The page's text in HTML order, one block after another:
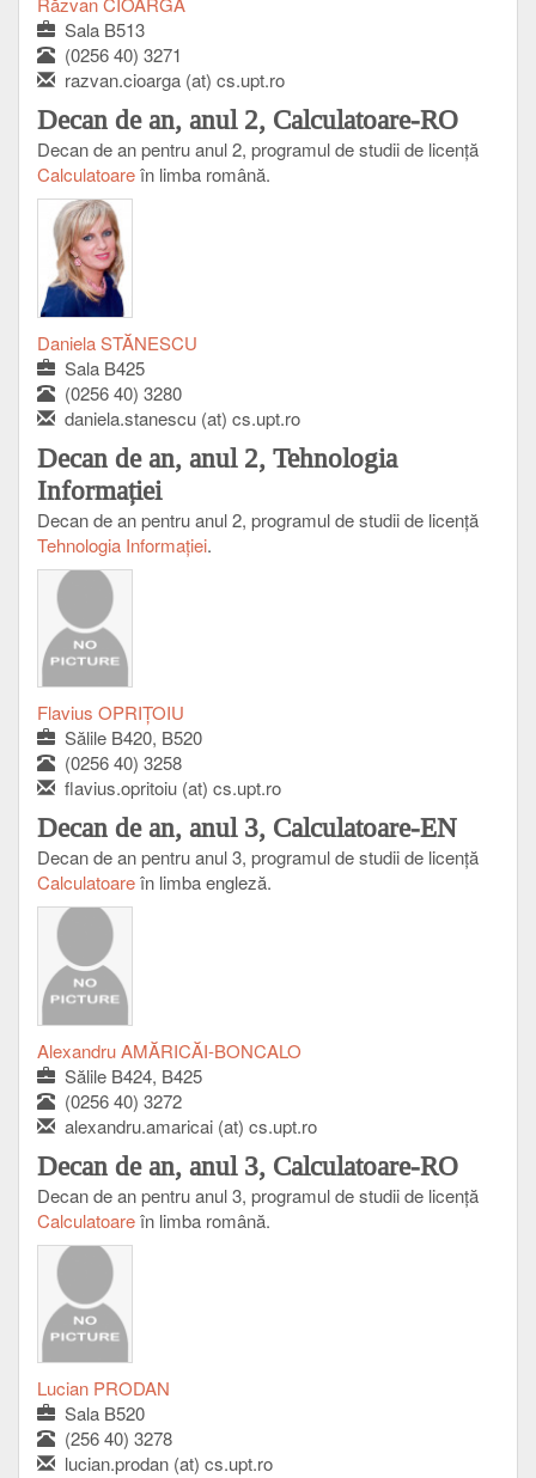
Sala B513
(0256 40) 3271
razvan.cioarga (at) cs.upt.ro
Decan de an, anul 2, Calculatoare-RO
Decan de an pentru anul 2, programul de studii de licenţă
Calculatoareîn limba română.
Daniela STĂNESCU
Sala B425
(0256 40) 3280
daniela.stanescu (at) cs.upt.ro
Decan de an, anul 2, Tehnologia
Informației
Decan de an pentru anul 2, programul de studii de licență
Tehnologia Informației.
Flavius OPRIŢOIU
Sălile B420, B520
(0256 40) 3258
flavius.opritoiu (at) cs.upt.ro
Decan de an, anul 3, Calculatoare-EN
Decan de an pentru anul 3, programul de studii de licenţă
Calculatoareîn limba engleză.
Alexandru AMĂRICĂI-BONCALO
Sălile B424, B425
(0256 40) 3272
alexandru.amaricai (at) cs.upt.ro
Decan de an, anul 3, Calculatoare-RO
Decan de an pentru anul 3, programul de studii de licenţă
Calculatoareîn limba română.
Lucian PRODAN
Sala B520
(256 40) 3278
lucian.prodan (at) cs.upt.ro